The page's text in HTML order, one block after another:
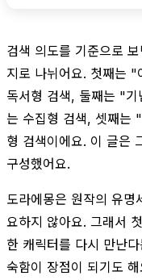
검색 의도를 기준으로
지로 나뉘어요. 첫째는
독서형 검색, 둘째는 "
는 수집형 검색, 셋째는
형 검색이에요. 이 글은
구성했어요.
도라에몽은 원작의 유명
요하지 않아요. 그래서
한 캐릭터를 다시 만난
숙함이 장점이 되기도